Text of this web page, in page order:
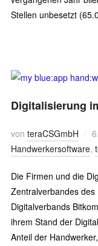
Stellen unbesetzt
Digitalisierung
von teraCSGmbH
Handwerkersoftware,
Die Firmen und die
Zentralverbandes
Digitalverbands
ihrem Stand der
Anteil der